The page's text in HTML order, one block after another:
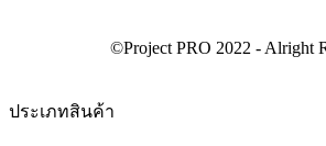
ประเภทสินค้า